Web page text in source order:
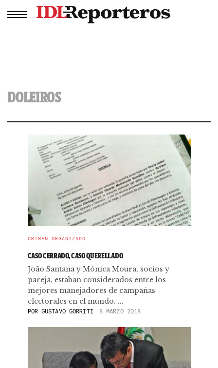
DOLEIROS
CRIMEN ORGANIZADO
CASO CERRADO, CASO QUERELLADO
João Santana y Mónica Moura, socios y
pareja, estaban considerados entre los
mejores manejadores de campañas
electorales en el mundo. ...
POR GUSTAVO GORRITI 8 MARZO 2018